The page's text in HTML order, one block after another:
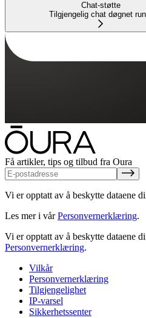
Chat-støtte
Tilgjengelig chat døgnet
Få artikler, tips og tilbud fra Oura
Vi er opptatt av å beskytte dataene
Les mer i vårPersonvernerklæring.
Vi er opptatt av å beskytte dataene
Personvernerklæring.
Vilkår
Personvernerklæring
Tilgjengelighet
IP-varsel
Sikkerhetssenter